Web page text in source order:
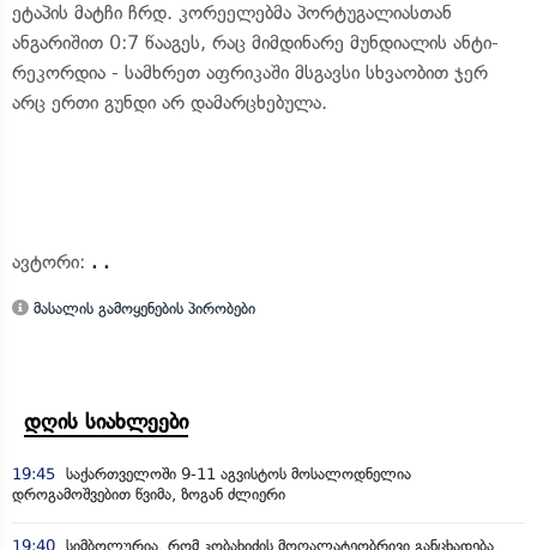
ეტაპის მატჩი ჩრდ. კორეელებმა პორტუგალიასთან
ანგარიშით 0:7 წააგეს, რაც მიმდინარე მუნდიალის ანტი-
რეკორდია - სამხრეთ აფრიკაში მსგავსი სხვაობით ჯერ
არც ერთი გუნდი არ დამარცხებულა.
ავტორი: . .
მასალის გამოყენების პირობები
დღის სიახლეები
19:45 საქართველოში 9-11 აგვისტოს მოსალოდნელია
დროგამოშვებით წვიმა, ზოგან ძლიერი
19:40 სიმბოლურია, რომ კობახიძის მოღალატეობრივი განცხადება